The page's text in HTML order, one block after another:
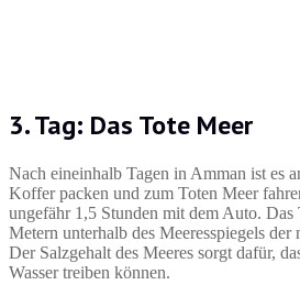
3. Tag: Das Tote Meer
Nach eineinhalb Tagen in Amman ist es
Koffer packen und zum Toten Meer
ungefähr 1,5 Stunden mit dem Auto.
Metern unterhalb des Meeresspiegels der
Der Salzgehalt des Meeres sorgt dafür,
Wasser treiben können.